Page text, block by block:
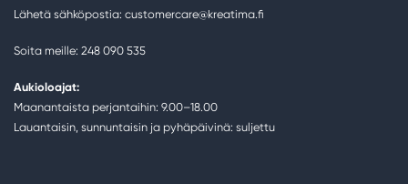
Lähetä sähköpostia: customercare@kreatima.fi
Soita meille: 248 090 535
Aukioloajat:
Maanantaista perjantaihin: 9.00–18.00
Lauantaisin, sunnuntaisin ja pyhäpäivinä: suljettu